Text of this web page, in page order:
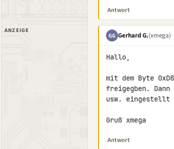
ANZEIGE
Antwort
GG Gerhard G.(xmega)
Hallo,
mit dem Byte
freigegben.
usw. eingestellt
Gruß xmega
Antwort